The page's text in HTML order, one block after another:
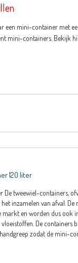
een mini-container met
mini-containers. Bekijk
120 liter
De tweewiel-containers,
inzamelen van afval.
markt en worden dus ook
De containers
zodat de mini-